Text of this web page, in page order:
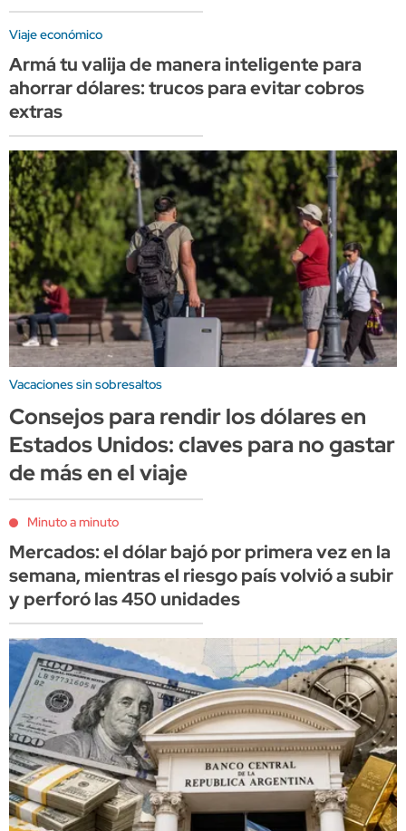
Viaje económico
Armá tu valija de manera inteligente para
ahorrar dólares: trucos para evitar cobros
extras
Vacaciones sin sobresaltos
Consejos para rendir los dólares en
Estados Unidos: claves para no gastar
de más en el viaje
Minuto a minuto
Mercados: el dólar bajó por primera vez en la
semana, mientras el riesgo país volvió a subir
y perforó las 450 unidades